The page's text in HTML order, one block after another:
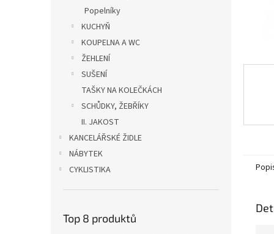
Popelníky
KUCHYŇ
KOUPELNA A WC
ŽEHLENÍ
SUŠENÍ
TAŠKY NA KOLEČKÁCH
SCHŮDKY, ŽEBŘÍKY
II. JAKOST
KANCELÁŘSKÉ ŽIDLE
NÁBYTEK
CYKLISTIKA
Top 8 produktů